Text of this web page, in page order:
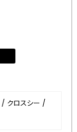
/ クロスシー /